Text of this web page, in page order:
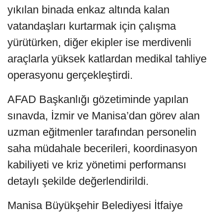
yıkılan binada enkaz altında kalan
vatandaşları kurtarmak için çalışma
yürütürken, diğer ekipler ise merdivenli
araçlarla yüksek katlardan medikal tahliye
operasyonu gerçekleştirdi.
AFAD Başkanlığı gözetiminde yapılan
sınavda, İzmir ve Manisa’dan görev alan
uzman eğitmenler tarafından personelin
saha müdahale becerileri, koordinasyon
kabiliyeti ve kriz yönetimi performansı
detaylı şekilde değerlendirildi.
Manisa Büyükşehir Belediyesi İtfaiye